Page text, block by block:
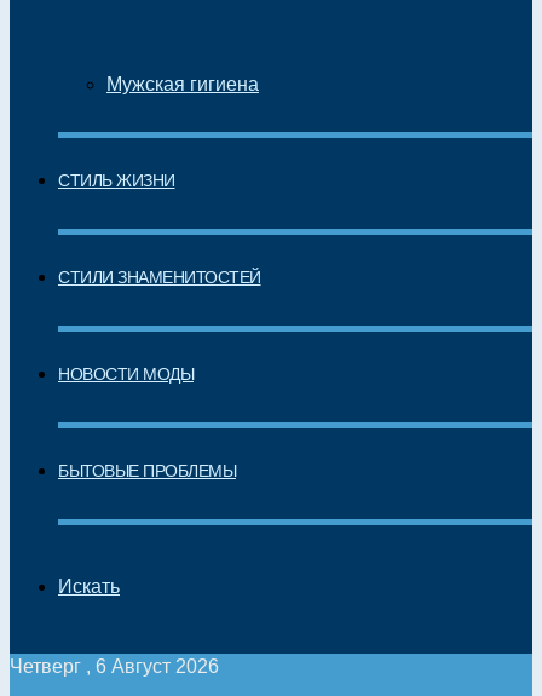
Мужская гигиена
СТИЛЬ ЖИЗНИ
СТИЛИ ЗНАМЕНИТОСТЕЙ
НОВОСТИ МОДЫ
БЫТОВЫЕ ПРОБЛЕМЫ
Искать
Четверг , 6 Август 2026